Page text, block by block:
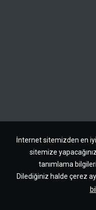
İnternet sitemizden en
sitemize
tanımlama
Dilediğiniz halde çerez